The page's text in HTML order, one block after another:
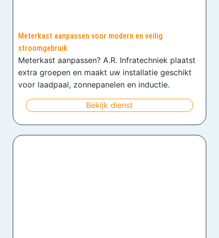
Meterkast aanpassen voor modern en veilig
stroomgebruik
Meterkast aanpassen? A.R. Infratechniek plaatst
extra groepen en maakt uw installatie geschikt
voor laadpaal, zonnepanelen en inductie.
Bekijk dienst